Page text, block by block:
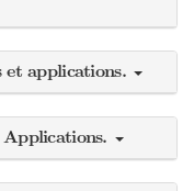
et applications.